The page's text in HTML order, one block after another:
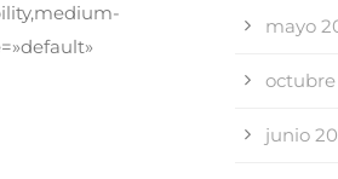
mayo
junio